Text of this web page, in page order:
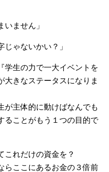
ません」
じゃないかい？」
学生の力で一大イベントを
大きなステータスになりま
が主体的に動けばなんでも
ることがもう１つの目的で
れだけの資金を？
らここにあるお金の３倍前